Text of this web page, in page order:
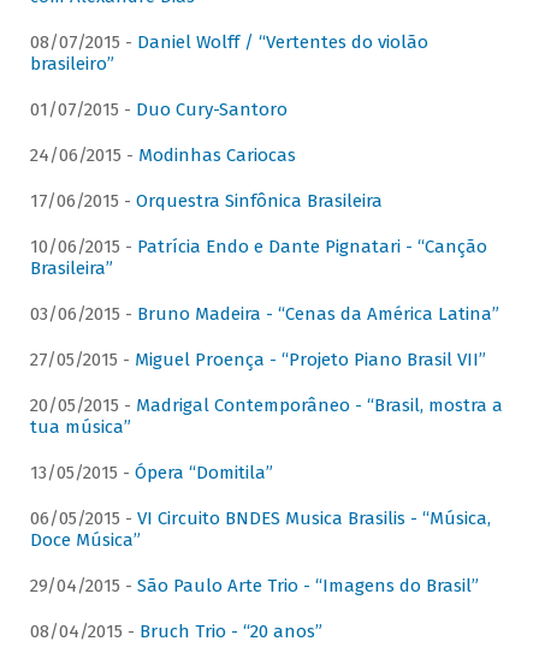
08/07/2015 - Daniel Wolff / “Vertentes do violão
brasileiro”
01/07/2015 - Duo Cury-Santoro
24/06/2015 - Modinhas Cariocas
17/06/2015 - Orquestra Sinfônica Brasileira
10/06/2015 - Patrícia Endo e Dante Pignatari - “Canção
Brasileira”
03/06/2015 - Bruno Madeira - “Cenas da América Latina”
27/05/2015 - Miguel Proença - “Projeto Piano Brasil VII”
20/05/2015 - Madrigal Contemporâneo - “Brasil, mostra a
tua música”
13/05/2015 - Ópera “Domitila”
06/05/2015 - VI Circuito BNDES Musica Brasilis - “Música,
Doce Música”
29/04/2015 - São Paulo Arte Trio - “Imagens do Brasil”
08/04/2015 - Bruch Trio - “20 anos”